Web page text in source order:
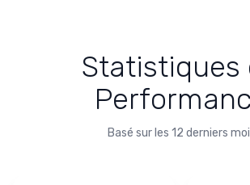
Statistiques
Basé sur les 12 derniers